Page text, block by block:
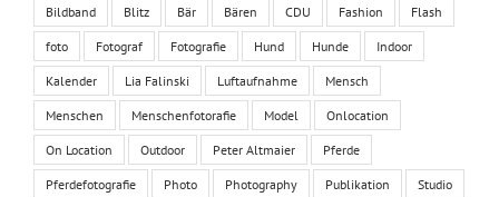
Bildband Blitz Bär Bären CDU Fashion Flash
foto Fotograf Fotografie Hund Hunde Indoor
Kalender Lia Falinski Luftaufnahme Mensch
Menschen Menschenfotorafie Model Onlocation
On Location Outdoor Peter Altmaier Pferde
Pferdefotografie Photo Photography Publikation Studio